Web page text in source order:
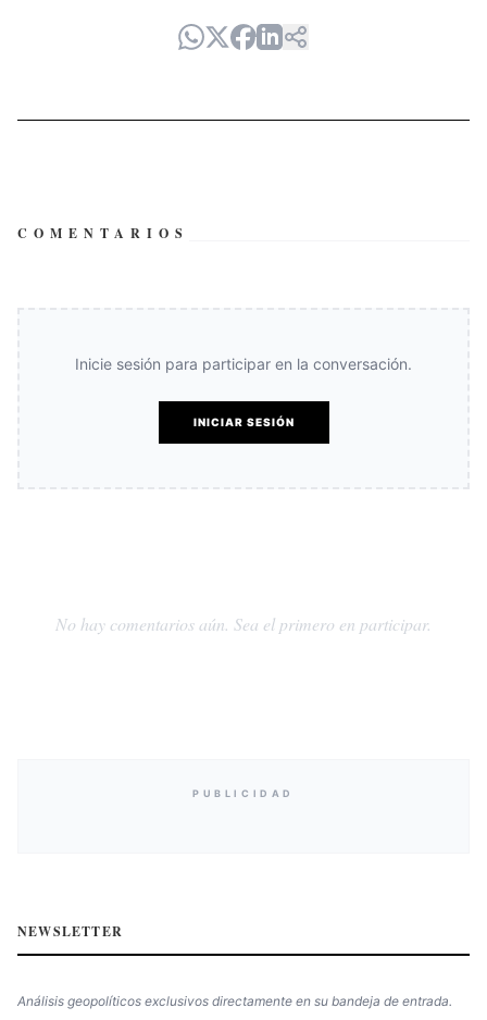
COMENTARIOS
Inicie sesión para participar en la conversación.
INICIAR SESIÓN
No hay comentarios aún. Sea el primero en participar.
PUBLICIDAD
NEWSLETTER
Análisis geopolíticos exclusivos directamente en su bandeja de entrada.